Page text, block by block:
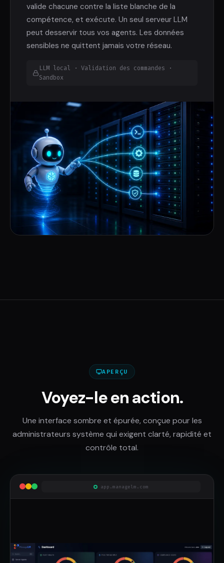
valide chacune contre la liste blanche de la
compétence, et exécute. Un seul serveur LLM
peut desservir tous vos agents. Les données
sensibles ne quittent jamais votre réseau.
LLM local · Validation des commandes ·
Sandbox
APERÇU
Voyez-le en action.
Une interface sombre et épurée, conçue pour les
administrateurs système qui exigent clarté, rapidité et
contrôle total.
app.managelm.com